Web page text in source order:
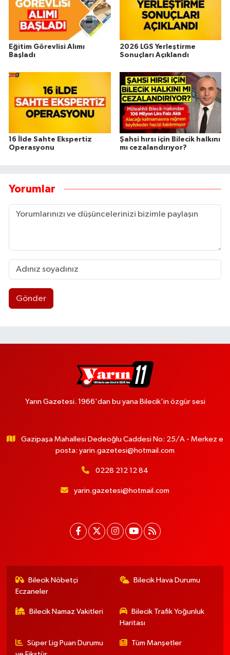
Eğitim Görevlisi Alımı
Başladı
2026 LGS Yerleştirme
Sonuçları Açıklandı
16 İlde Sahte Ekspertiz
Operasyonu
Şahsi hırsı için Bilecik halkını
mı cezalandırıyor?
Yorumlar
Gönder
Yarın Gazetesi. 1966'dan bu yana Bilecik'in özgür sesi
Gazipaşa Mahallesi Dedeoğlu Caddesi No: 25/A - Merkez e
posta: yarin.gazetesi@hotmail.com
0228 212 12 84
yarin.gazetesi@hotmail.com
Bilecik Nöbetçi
Eczaneler
Bilecik Hava Durumu
Bilecik Namaz Vakitleri
Bilecik Trafik Yoğunluk
Haritası
Süper Lig Puan Durumu
Tüm Manşetler